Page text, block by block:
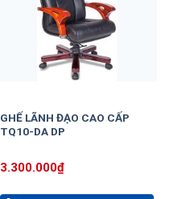
GHẾ LÃNH ĐẠO CAO CẤP
TQ10-DA DP
3.300.000₫